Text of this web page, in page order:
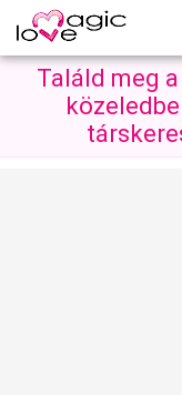
Találd meg